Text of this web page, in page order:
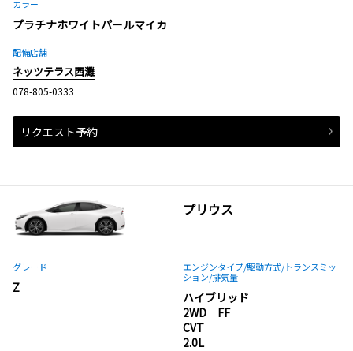
カラー
プラチナホワイトパールマイカ
配備店舗
ネッツテラス西灘
078-805-0333
リクエスト予約
プリウス
グレード
Z
エンジンタイプ/駆動方式/トランスミッ
ション/排気量
ハイブリッド
2WD FF
CVT
2.0L